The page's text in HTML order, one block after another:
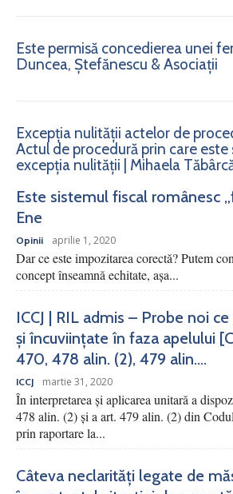
Este permisă concedierea unei
Duncea, Ștefănescu & Asociații
Excepția nulității actelor de
Actul de procedură prin care
excepția nulității | Mihaela
Este sistemul fiscal românesc
Ene
Opinii aprilie 1, 2020
Dar ce este impozitarea corectă? Putem
concept înseamnă echitate, așa...
ICCJ | RIL admis – Probe noi
și încuviințate în faza apelului
470, 478 alin. (2), 479 alin....
ICCJ martie 31, 2020
În interpretarea şi aplicarea unitară a
478 alin. (2) şi a art. 479 alin. (2) din
prin raportare la...
Câteva neclarități legate de